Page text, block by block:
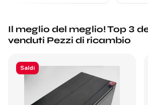
Il meglio del meglio! Top 3
venduti Pezzi di ricambio
Saldi